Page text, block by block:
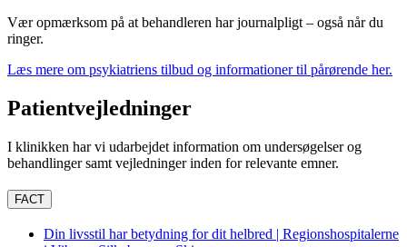
Vær opmærksom på at behandleren har journalpligt – også når du
ringer.
Læs mere om psykiatriens tilbud og informationer til pårørende her.
Patientvejledninger
I klinikken har vi udarbejdet information om undersøgelser og
behandlinger samt vejledninger inden for relevante emner.
FACT
Din livsstil har betydning for dit helbred | Regionshospitalerne